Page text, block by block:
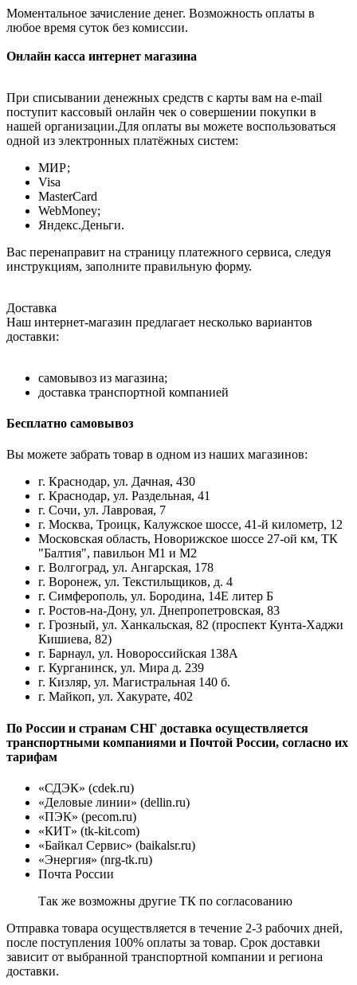
Моментальное зачисление денег. Возможность оплаты в
любое время суток без комиссии.
Онлайн касса интернет магазина
При списывании денежных средств с карты вам на e-mail
поступит кассовый онлайн чек о совершении покупки в
нашей организации.Для оплаты вы можете воспользоваться
одной из электронных платёжных систем:
МИР;
Visa
MasterCard
WebMoney;
Яндекс.Деньги.
Вас перенаправит на страницу платежного сервиса, следуя
инструкциям, заполните правильную форму.
Доставка
Наш интернет-магазин предлагает несколько вариантов
доставки:
самовывоз из магазина;
доставка транспортной компанией
Бесплатно самовывоз
Вы можете забрать товар в одном из наших магазинов:
г. Краснодар, ул. Дачная, 430
г. Краснодар, ул. Раздельная, 41
г. Сочи, ул. Лавровая, 7
г. Москва, Троицк, Калужское шоссе, 41-й километр, 12
Московская область, Новорижское шоссе 27-ой км, ТК
"Балтия", павильон М1 и М2
г. Волгоград, ул. Ангарская, 178
г. Воронеж, ул. Текстильщиков, д. 4
г. Симферополь, ул. Бородина, 14Е литер Б
г. Ростов-на-Дону, ул. Днепропетровская, 83
г. Грозный, ул. Ханкальская, 82 (проспект Кунта-Хаджи
Кишиева, 82)
г. Барнаул, ул. Новороссийская 138А
г. Курганинск, ул. Мира д. 239
г. Кизляр, ул. Магистральная 140 б.
г. Майкоп, ул. Хакурате, 402
По России и странам СНГ доставка осуществляется
транспортными компаниями и Почтой России, согласно их
тарифам
«СДЭК» (cdek.ru)
«Деловые линии» (dellin.ru)
«ПЭК» (pecom.ru)
«КИТ» (tk-kit.com)
«Байкал Сервис» (baikalsr.ru)
«Энергия» (nrg-tk.ru)
Почта России
Так же возможны другие ТК по согласованию
Отправка товара осуществляется в течение 2-3 рабочих дней,
после поступления 100% оплаты за товар. Срок доставки
зависит от выбранной транспортной компании и региона
доставки.